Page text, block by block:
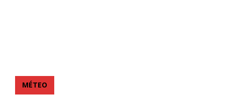
MÉTEO